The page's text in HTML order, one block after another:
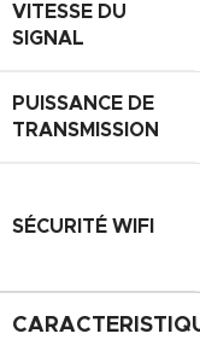
VITESSE DU
SIGNAL
PUISSANCE DE
TRANSMISSION
SÉCURITÉ WIFI